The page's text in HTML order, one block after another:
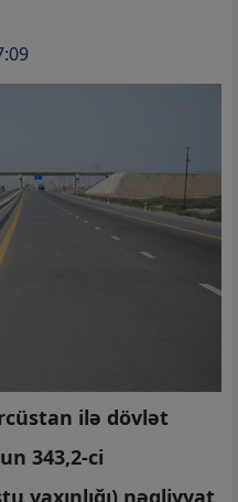
ilə dövlət
343,2-ci
yaxınlığı) nəqliyyat